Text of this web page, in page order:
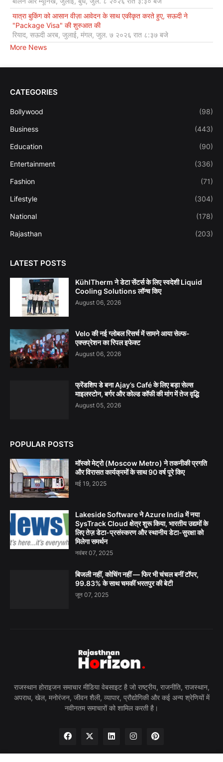
यात्रा बुकिंग को आसान वीज़ा आवेदन के साथ एकीकृत करते हुए, सऊदी ने
"Package Visa" की शुरुआत की
रियाद, सऊदी अरब, जुलाई, मंगल, जुल. ७ २०२६ रात ८:३७ बजे
More News
CATEGORIES
Bollywood (98)
Business (443)
Education (90)
Entertainment (336)
Fashion (71)
Lifestyle (304)
National (178)
Rajasthan (203)
LATEST POSTS
KühlTherm ने डेटा सेंटर्स के लिए स्वदेशी Liquid
Cooling Solutions लॉन्च किए
August 06, 2026
Velo की नई ग्लोबल रिसर्च में सामने आया सेल्फ-
एक्सप्रेशन का रिपल इफेक्ट
August 06, 2026
फ्रेंडशिप डे बना Ajay’s Café के लिए बड़ा सेल्स
माइलस्टोन, बर्गर और कोल्ड कॉफी की मांग में तेज वृद्धि
August 05, 2026
POPULAR POSTS
मॉस्को मेट्रो (Moscow Metro) ने तकनीकी प्रगति
और विरासत कार्यक्रमों के साथ 90 वर्ष पूरे किए
मई 19, 2025
Lakeside Software ने Azure India में नया
SysTrack Cloud क्षेत्र शुरू किया, भारतीय उद्यमों के
लिए तेज़ डेटा-प्रसंस्करण और स्थानीय डेटा-सुरक्षा को
मिलेगा समर्थन
नवंबर 07, 2025
बिजली नहीं, कोचिंग नहीं — फिर भी चंचल बनीं टॉपर,
99.83% के साथ चमकीं भरतपुर की बेटी
जून 07, 2025
राजस्थान होराइजन समाचार मीडिया वेबसाइट है जो राष्ट्रीय, राजनीति, राजस्थान,
अपराध, खेल, मनोरंजन, जीवन शैली, व्यापार, प्रौद्योगिकी और कई अन्य श्रेणियों में
नवीनतम समाचारों को शामिल करती है।